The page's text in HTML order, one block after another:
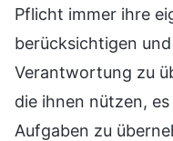
Pflicht immer ihre
berücksichtigen
Verantwortung zu
die ihnen nützen,
Aufgaben zu